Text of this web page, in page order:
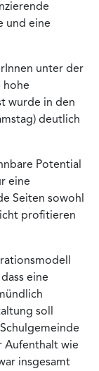
und eine
unter der
hohe
wurde in den
deutlich
Potential
eine
Seiten sowohl
profitieren
eine
soll
Aufenthalt wie
insgesamt